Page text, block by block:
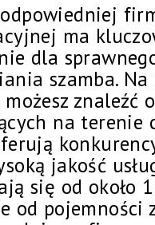
ma
dla
szamba. Na
znaleźć
na terenie
jakość
się od około
od pojemności